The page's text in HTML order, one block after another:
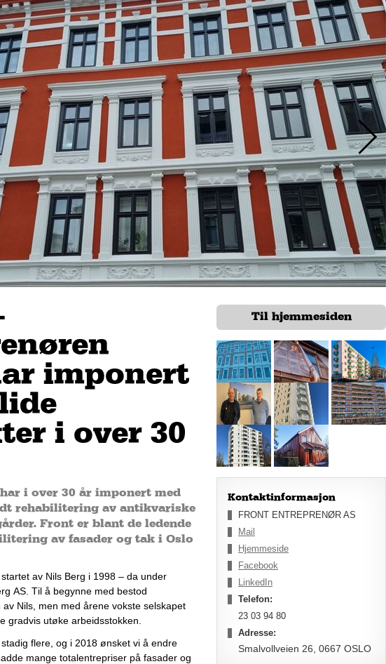
imponert
i over 30
i over 30 år imponert med
rehabilitering av antikvariske
Front er blant de ledende
av fasader og tak i Oslo
av Nils Berg i 1998 – da under
AS. Til å begynne med bestod
Nils, men med årene vokste selskapet
gradvis utøke arbeidsstokken.
flere, og i 2018 ønsket vi å endre
mange totalentrepriser på fasader og
Til hjemmesiden
Kontaktinformasjon
FRONT ENTREPRENØR AS
Mail
Hjemmeside
Facebook
LinkedIn
Telefon:
23 03 94 80
Adresse:
Smalvollveien 26, 0667 OSLO